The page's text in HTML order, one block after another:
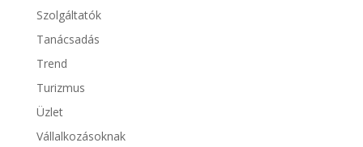
Szolgáltatók
Tanácsadás
Trend
Turizmus
Üzlet
Vállalkozásoknak